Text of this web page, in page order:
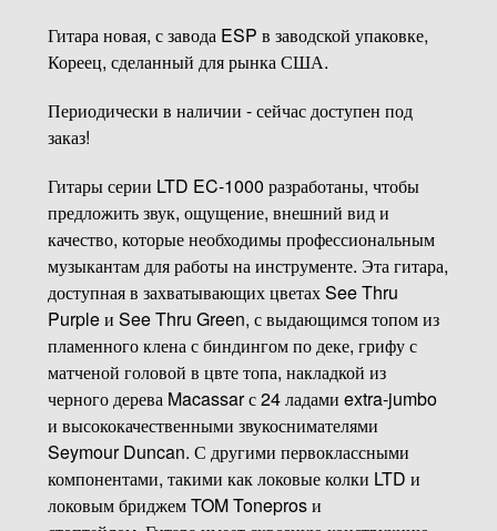
Гитара новая, с завода ESP в заводской упаковке,
Кореец, сделанный для рынка США.
Периодически в наличии - сейчас доступен под
заказ!
Гитары серии LTD EC-1000 разработаны, чтобы
предложить звук, ощущение, внешний вид и
качество, которые необходимы профессиональным
музыкантам для работы на инструменте. Эта гитара,
доступная в захватывающих цветах See Thru
Purple и See Thru Green, с выдающимся топом из
пламенного клена с биндингом по деке, грифу с
матченой головой в цвте топа, накладкой из
черного дерева Macassar с 24 ладами extra-jumbo
и высококачественными звукоснимателями
Seymour Duncan. С другими первоклассными
компонентами, такими как локовые колки LTD и
локовым бриджем TOM Tonepros и